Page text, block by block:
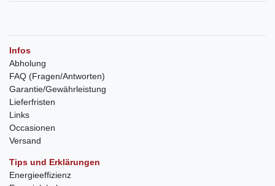
Infos
Abholung
FAQ (Fragen/Antworten)
Garantie/Gewährleistung
Lieferfristen
Links
Occasionen
Versand
Tips und Erklärungen
Energieeffizienz